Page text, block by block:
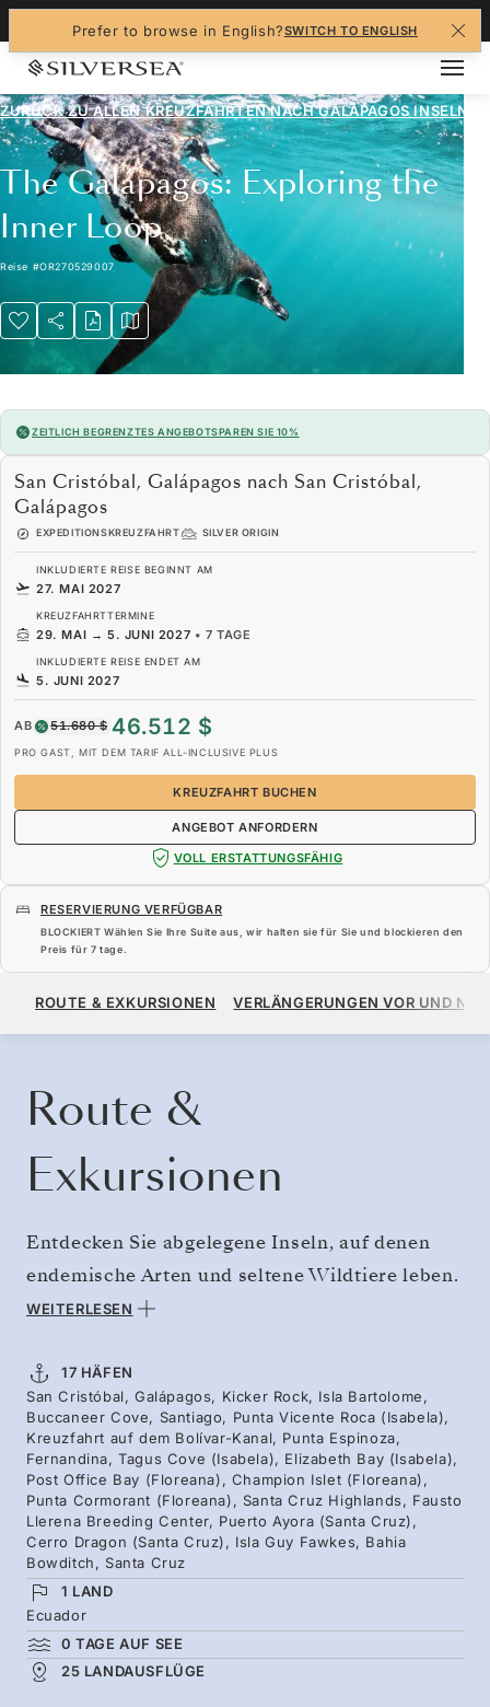
Prefer to browse in English?SWITCH TO ENGLISH
ZURÜCK ZU ALLENKREUZFAHRTEN NACH GALÁPAGOS INSELN
The Galápagos: Exploring the
Inner Loop
Reise #OR270529007
ZEITLICH BEGRENZTES ANGEBOTSPAREN SIE 10%
San Cristóbal, Galápagos nach San Cristóbal,
Galápagos
EXPEDITIONSKREUZFAHRT SILVER ORIGIN
INKLUDIERTE REISE BEGINNT AM
27. MAI 2027
KREUZFAHRTTERMINE
29. MAI → 5. JUNI 2027 •7 TAGE
INKLUDIERTE REISE ENDET AM
5. JUNI 2027
AB 51.680 $ 46.512 $
PRO GAST, MIT DEM TARIF ALL-INCLUSIVE PLUS
KREUZFAHRT BUCHEN
ANGEBOT ANFORDERN
VOLL ERSTATTUNGSFÄHIG
RESERVIERUNG VERFÜGBAR
BLOCKIERT Wählen Sie Ihre Suite aus, wir halten sie für Sie und blockieren den
Preis für 7 tage.
46.512 $
ROUTE & EXKURSIONEN VERLÄNGERUNGEN VOR UND
Route &
Exkursionen
Entdecken Sie abgelegene Inseln, auf denen
endemische Arten und seltene Wildtiere leben.
Segeln Sie vorbei am zerklüfteten Kicker Rock,
kreisen, während darunter Riffhaie und
Schildkröten schwimmen. Erkunden Sie die
vulkanischen Riffe von Bartolomé beim
Schnorcheln inmitten von flinken Kugelfischen
und schwimmen Sie zusammen mit verspielten
Seelöwen, bevor Sie möglicherweise die
Galapagospinguine vor der Insel Isabela zu
Gesicht bekommen. Begegnen Sie den
berühmten Riesenschildkröten von Santa Cruz
und erfahren Sie mehr über die
WEITERLESEN
17 HÄFEN
San Cristóbal, Galápagos, Kicker Rock, Isla Bartolome,
Buccaneer Cove, Santiago, Punta Vicente Roca (Isabela),
Kreuzfahrt auf dem Bolívar-Kanal, Punta Espinoza,
Fernandina, Tagus Cove (Isabela), Elizabeth Bay (Isabela),
Post Office Bay (Floreana), Champion Islet (Floreana),
Punta Cormorant (Floreana), Santa Cruz Highlands, Fausto
Llerena Breeding Center, Puerto Ayora (Santa Cruz),
Cerro Dragon (Santa Cruz), Isla Guy Fawkes, Bahia
Bowditch, Santa Cruz
1 LAND
Ecuador
0 TAGE AUF SEE
25 LANDAUSFLÜGE